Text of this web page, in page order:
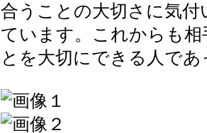
合うことの大切さに気
ています。これからも
とを大切にできる人で